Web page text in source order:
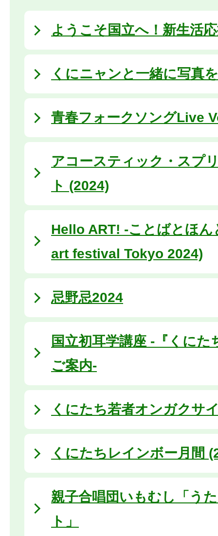
ようこそ国立へ！新生活
くにニャンと一緒に写真
⻘春フォークソングLive
アコースティック・スプ
ト (2024)
Hello ART! -ことばとほ
art festival Tokyo 2024)
忌野忌2024
国立初耳学講座 -『くにた
ご案内-
くにたち若者オンガクサ
くにたちレインボー月間
親子合唱団いもむし「う
ト」